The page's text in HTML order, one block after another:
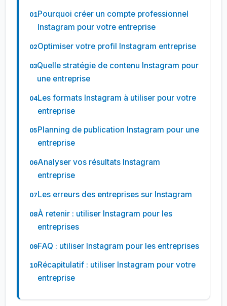
Pourquoi créer un compte professionnel
Instagram pour votre entreprise
Optimiser votre profil Instagram entreprise
Quelle stratégie de contenu Instagram pour
une entreprise
Les formats Instagram à utiliser pour votre
entreprise
Planning de publication Instagram pour une
entreprise
Analyser vos résultats Instagram
entreprise
Les erreurs des entreprises sur Instagram
À retenir : utiliser Instagram pour les
entreprises
FAQ : utiliser Instagram pour les entreprises
Récapitulatif : utiliser Instagram pour votre
entreprise